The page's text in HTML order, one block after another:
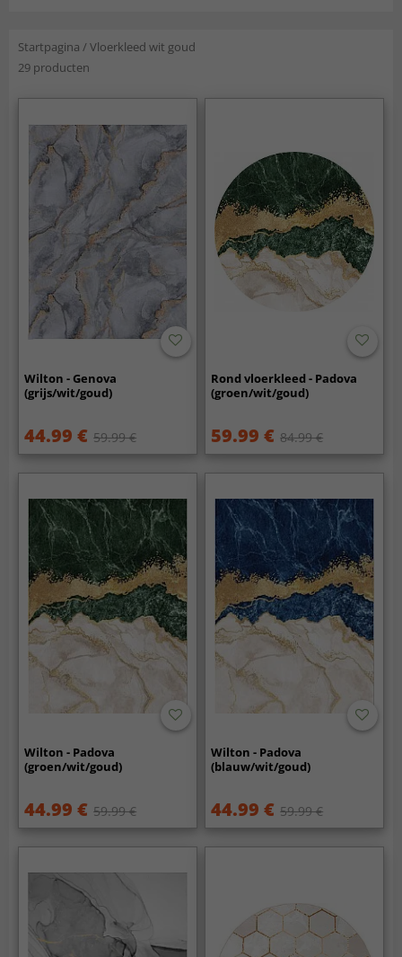
Startpagina /Vloerkleed wit goud
29 producten
Wilton - Genova
(grijs/wit/goud)
44.99 € 59.99 €
Rond vloerkleed - Padova
(groen/wit/goud)
59.99 € 84.99 €
Wilton - Padova
(groen/wit/goud)
44.99 € 59.99 €
Wilton - Padova
(blauw/wit/goud)
44.99 € 59.99 €